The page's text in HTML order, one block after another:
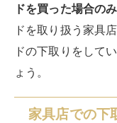
ドを買った場合の
ドを取り扱う家具
ドの下取りをして
ょう。
家具店での下